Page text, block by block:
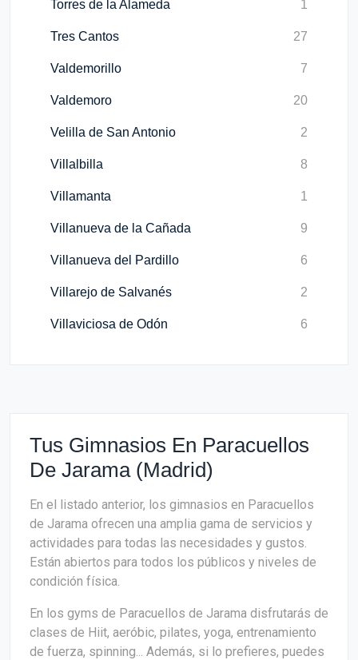
Torres de la Alameda 1
Tres Cantos 27
Valdemorillo 7
Valdemoro 20
Velilla de San Antonio 2
Villalbilla 8
Villamanta 1
Villanueva de la Cañada 9
Villanueva del Pardillo 6
Villarejo de Salvanés 2
Villaviciosa de Odón 6
Tus Gimnasios En Paracuellos
De Jarama (Madrid)
En el listado anterior, los gimnasios en Paracuellos
de Jarama ofrecen una amplia gama de servicios y
actividades para todas las necesidades y gustos.
Están abiertos para todos los públicos y niveles de
condición física.
En los gyms de Paracuellos de Jarama disfrutarás de
clases de Hiit, aeróbic, pilates, yoga, entrenamiento
de fuerza, spinning... Además, si lo prefieres, puedes